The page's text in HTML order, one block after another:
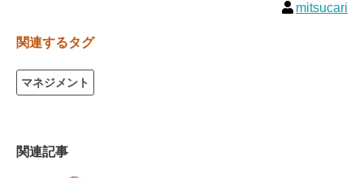
mitsucari
関連するタグ
マネジメント
関連記事